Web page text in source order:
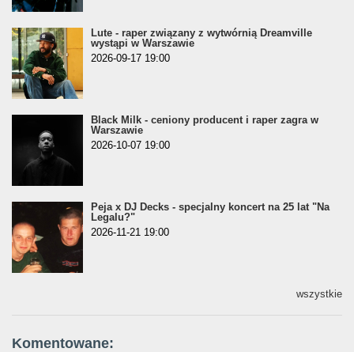
Lute - raper związany z wytwórnią Dreamville
wystąpi w Warszawie
2026-09-17 19:00
Black Milk - ceniony producent i raper zagra w
Warszawie
2026-10-07 19:00
Peja x DJ Decks - specjalny koncert na 25 lat "Na
Legalu?"
2026-11-21 19:00
wszystkie
Komentowane: